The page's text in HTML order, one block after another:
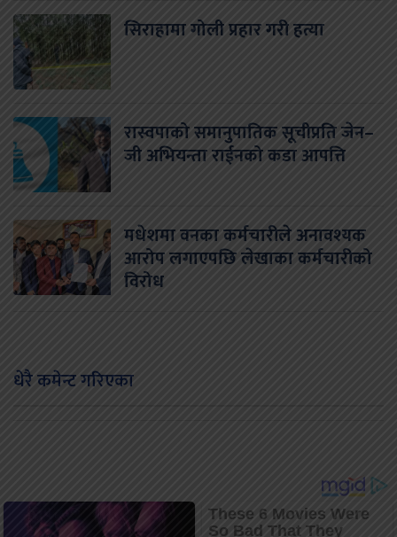
सिराहामा गोली प्रहार गरी हत्या
रास्वपाको समानुपातिक सूचीप्रति जेन–
जी अभियन्ता राईनको कडा आपत्ति
मधेशमा वनका कर्मचारीले अनावश्यक
आरोप लगाएपछि लेखाका कर्मचारीको
विरोध
धेरै कमेन्ट गरिएका